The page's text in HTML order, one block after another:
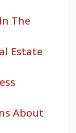
The
Estate
About